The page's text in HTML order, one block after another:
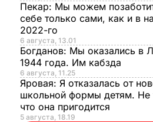
Пекар: Мы можем
себе только сами, как и в
2022-го
6 августа, 13.01
Богданов: Мы оказались в
1944 года. Им кабзда
6 августа, 11.25
Яровая: Я отказалась от
школьной формы детям. Не
что она пригодится
5 августа, 18.19